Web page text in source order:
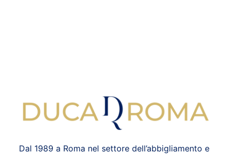
Dal 1989 a Roma nel settore dell’abbigliamento e